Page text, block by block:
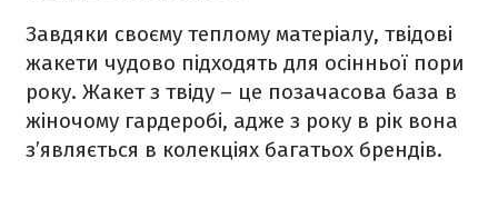
Завдяки своєму теплому матеріалу, твідові
жакети чудово підходять для осінньої пори
року. Жакет з твіду – це позачасова база в
жіночому гардеробі, адже з року в рік вона
з’являється в колекціях багатьох брендів.